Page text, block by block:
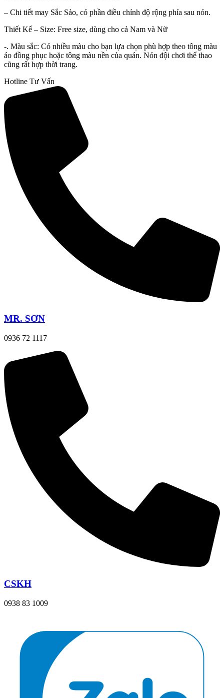
– Chi tiết may Sắc Sảo, có phần điều chỉnh độ rộng phía sau nón.
Thiết Kế – Size: Free size, dùng cho cả Nam và Nữ
-. Màu sắc: Có nhiều màu cho bạn lựa chọn phù hợp theo tông màu
áo đồng phục hoặc tông màu nền của quán. Nón đội chơi thể thao
cũng rất hợp thời trang.
Hotline Tư Vấn
MR. SƠN
0936 72 1117
CSKH
0938 83 1009